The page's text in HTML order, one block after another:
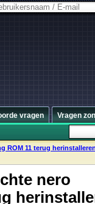
vragen Vragen
ROM 11 terug
nero